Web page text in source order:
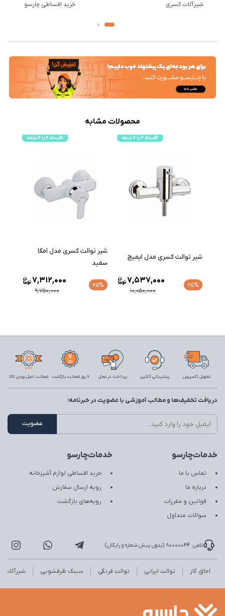
شیرآلات کسری خرید اقساطی چارسو
محصولات مشابه
شیر توالت کسری مدل ایمیج
25%
10,050,000
7,537,000
شیر توالت کسری مدل امگا
سفید
25%
9,750,000
7,312,000
تحویل اکسپرس پشتیبانی آنلاین پرداخت در محل 7 روز ضمانت بازگشت ضمانت اصل بودن کالا
خدمات‌چارسو
تماس با ما
درباره ما
قوانین و مقررات
سوالات متداول
خدمات‌چارسو
خرید اقساطی لوازم آشپزخانه
رویه ارسال سفارش
رویه‌های بازگشت
دریافت تخفیف‌ها و مطالب آموزشی با عضویت در خبرنامه:
تلفن: 90000044 (بدون پیش شماره و رایگان)
اجاق گاز توالت ایرانی توالت فرنگی سینک ظرفشویی شیرآلات